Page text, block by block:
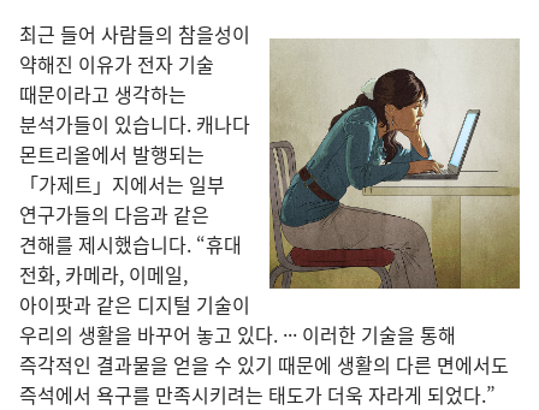
최근 들어 사람들의 참을성이
약해진 이유가 전자 기술
때문이라고 생각하는
분석가들이 있습니다. 캐나다
몬트리올에서 발행되는
「가제트」지에서는 일부
연구가들의 다음과 같은
견해를 제시했습니다. “휴대
전화, 카메라, 이메일,
아이팟과 같은 디지털 기술이
우리의 생활을 바꾸어 놓고 있다. ··· 이러한 기술을 통해
즉각적인 결과물을 얻을 수 있기 때문에 생활의 다른 면에서도
즉석에서 욕구를 만족시키려는 태도가 더욱 자라게 되었다.”